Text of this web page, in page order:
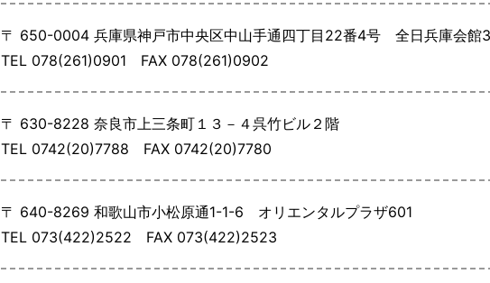
〒 650-0004 兵庫県神戸市中央区中山手通四丁目22番4号 全日兵庫会館
TEL 078(261)0901 FAX 078(261)0902
〒 630-8228 奈良市上三条町１３－４呉竹ビル２階
TEL 0742(20)7788 FAX 0742(20)7780
〒 640-8269 和歌山市小松原通1-1-6 オリエンタルプラザ601
TEL 073(422)2522 FAX 073(422)2523